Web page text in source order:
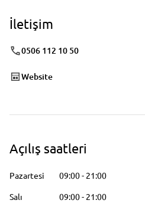
İletişim
0506 112 10 50
Website
Açılış saatleri
Pazartesi 09:00- 21:00
Salı
09:00- 21:00